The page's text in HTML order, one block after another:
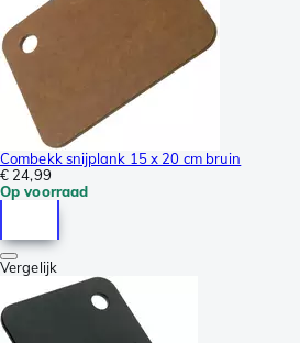
Combekk snijplank 15 x 20 cm bruin
€ 24,99
Op voorraad
Vergelijk